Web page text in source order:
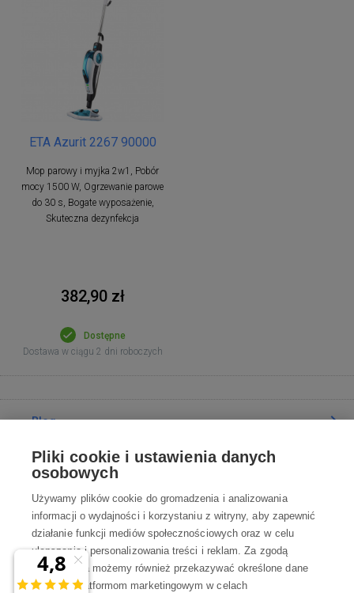
ETA Azurit 2267 90000
Mop parowy i myjka 2w1, Pobór
mocy 1500 W, Ogrzewanie parowe
do 30 s, Bogate wyposażenie,
Skuteczna dezynfekcja
382,90 zł
Dostępne
Dostawa w ciągu 2 dni roboczych
Blog
Poradnia
Wszystko o zakupach
Kontakt
Pliki cookie i ustawienia danych
osobowych
Używamy plików cookie do gromadzenia i analizowania
informacji o wydajności i korzystaniu z witryny, aby zapewnić
działanie funkcji mediów społecznościowych oraz w celu
ulepszania i personalizowania treści i reklam. Za zgodą
użytkownika możemy również przekazywać określone dane
osobowe platformom marketingowym w celach